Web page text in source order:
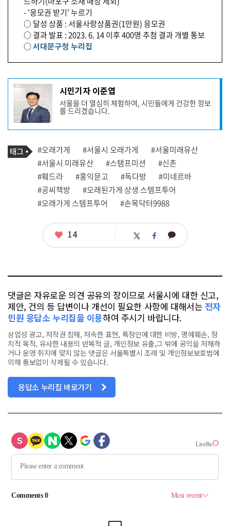
- '응모권 받기' 누르기
○ 달성 상품 : 서울사랑상품권(1만원) 응모권
○ 결과 발표 : 2023. 6. 14 이후 400명 추첨 결과 개별 통보
○서대문구청 누리집
기
사
작
성
자
프
필
시민기자 이준엽
서울을 더 열심히 체험하여, 시민들에게 건강한 정보
를 드리겠습니다.
기
사
관
련
태
그
태
그
#오래가게 #서울시 오래가게
#서울미래유산
#서울시 미래유산
#스탬프미션
#신촌
#훼드라
#홍익문고 #독다방
#미네르바
#공씨책방
#오래된가게 상생 스템프투어
#오래가게 스템프투어
#손목닥터9988
좋
14 트 페 카
댓글은 자유로운 의견 공유의 장이므로 서울시에 대한 신고,
제안, 건의 등 답변이나 개선이 필요한 사항에 대해서는 전자
민원 응답소 누리집을 이용하여 주시기 바랍니다.
상업성 광고, 저작권 침해, 저속한 표현, 특정인에 대한 비방, 명예훼손, 정
치적 목적, 유사한 내용의 반복적 글, 개인정보 유출,그 밖에 공익을 저해하
거나 운영 취지에 맞지 않는 댓글은 서울특별시 조례 및 개인정보보호법에
의해 통보없이 삭제될 수 있습니다.
응답소 누리집 바로가기